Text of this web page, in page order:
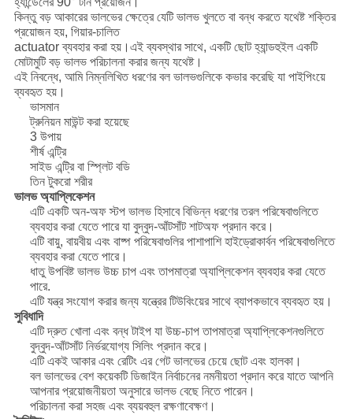
কিন্তু বড় আকারের ভালভের ক্ষেত্রে যেটি ভালভ খুলতে বা বন্ধ করতে যথেষ্ট শক্তির
প্রয়োজন হয়, গিয়ার-চালিত
actuator ব্যবহার করা হয়।এই ব্যবস্থার সাথে, একটি ছোট হ্যান্ডহুইল একটি
মোটামুটি বড় ভালভ পরিচালনা করার জন্য যথেষ্ট।
এই নিবন্ধে, আমি নিম্নলিখিত ধরণের বল ভালভগুলিকে কভার করেছি যা পাইপিংয়ে
ব্যবহৃত হয়।
ভাসমান
ট্রুনিয়ন মাউন্ট করা হয়েছে
3 উপায়
শীর্ষ এন্ট্রি
সাইড এন্ট্রি বা স্প্লিট বডি
তিন টুকরো শরীর
ভালভ অ্যাপ্লিকেশন
এটি একটি অন-অফ স্টপ ভালভ হিসাবে বিভিন্ন ধরণের তরল পরিষেবাগুলিতে
ব্যবহার করা যেতে পারে যা বুদ্বুদ-আঁটসাঁট শাটঅফ প্রদান করে।
এটি বায়ু, বায়বীয় এবং বাষ্প পরিষেবাগুলির পাশাপাশি হাইড্রোকার্বন পরিষেবাগুলিতে
ব্যবহার করা যেতে পারে।
ধাতু উপবিষ্ট ভালভ উচ্চ চাপ এবং তাপমাত্রা অ্যাপ্লিকেশন ব্যবহার করা যেতে
পারে.
এটি যন্ত্র সংযোগ করার জন্য যন্ত্রের টিউবিংয়ের সাথে ব্যাপকভাবে ব্যবহৃত হয়।
সুবিধাদি
এটি দ্রুত খোলা এবং বন্ধ টাইপ যা উচ্চ-চাপ তাপমাত্রা অ্যাপ্লিকেশনগুলিতে
বুদ্বুদ-আঁটসাঁট নির্ভরযোগ্য সিলিং প্রদান করে।
এটি একই আকার এবং রেটিং এর গেট ভালভের চেয়ে ছোট এবং হালকা।
বল ভালভের বেশ কয়েকটি ডিজাইন নির্বাচনের নমনীয়তা প্রদান করে যাতে আপনি
আপনার প্রয়োজনীয়তা অনুসারে ভালভ বেছে নিতে পারেন।
পরিচালনা করা সহজ এবং ব্যয়বহুল রক্ষণাবেক্ষণ।